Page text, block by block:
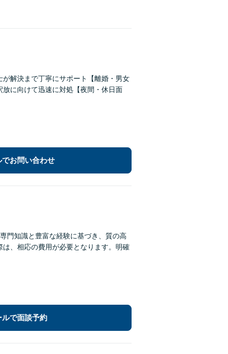
が解決まで丁寧にサポート【離婚・男女
に向けて迅速に対処【夜間・休日面
でお問い合わせ
門知識と豊富な経験に基づき、質の高
、相応の費用が必要となります。明確
ルで面談予約